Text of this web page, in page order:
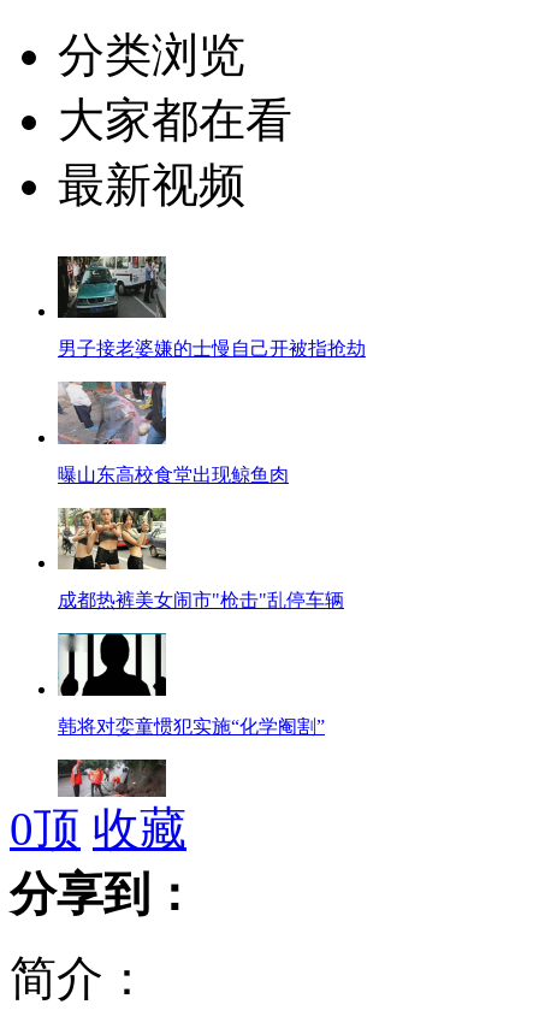
分类浏览
大家都在看
最新视频
男子接老婆嫌的士慢自己开被指抢劫
曝山东高校食堂出现鲸鱼肉
成都热裤美女闹市"枪击"乱停车辆
韩将对娈童惯犯实施“化学阉割”
重庆连降暴雨致部分区县险情频发
小猩猩猎枪下幸存 对镜吐舌招人爱
0顶 收藏
分享到：
简介：